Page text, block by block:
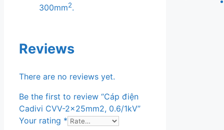
300mm2.
Reviews
There are no reviews yet.
Be the first to review “Cáp điện
Cadivi CVV-2x25mm2, 0.6/1kV”
Your rating *